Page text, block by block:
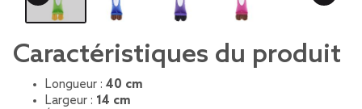
Caractéristiques du produit
Longueur : 40 cm
Largeur : 14 cm